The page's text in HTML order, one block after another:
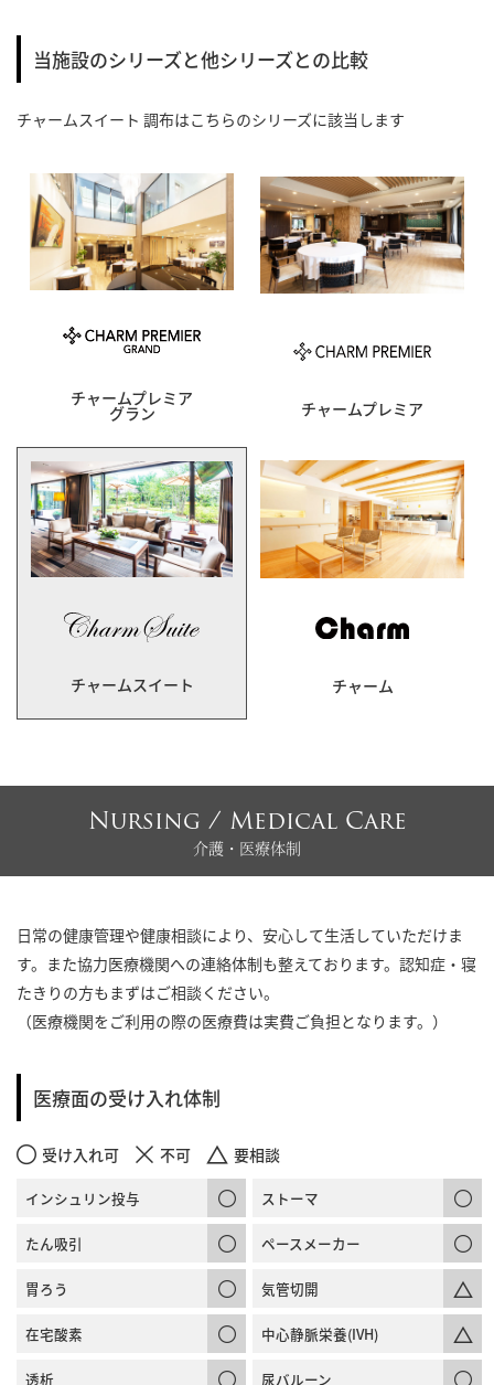
当施設のシリーズと他シリーズとの比較
チャームスイート 調布はこちらのシリーズに該当します
チャームプレミア
グラン チャームプレミア
チャームスイート チャーム
Nursing / Medical Care
介護・医療体制
日常の健康管理や健康相談により、安心して生活していただけま
す。また協力医療機関への連絡体制も整えております。認知症・寝
たきりの方もまずはご相談ください。
（医療機関をご利用の際の医療費は実費ご負担となります。）
医療面の受け入れ体制
受け入れ可 不可 要相談
インシュリン投与 ストーマ
たん吸引 ペースメーカー
胃ろう 気管切開
在宅酸素 中心静脈栄養(IVH)
透析 尿バルーン